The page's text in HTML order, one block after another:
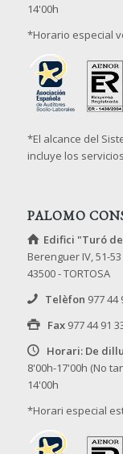
14'00h
*Horario especial
*El alcance del
incluye los
PALOMO
Edifici "Turó
Berenguer IV, 51-
43500 - TORTOSA
Telèfon 977 44
Fax 977 44 91
Horari: De
8'00h-17'00h (No
14'00h
*Horari especial